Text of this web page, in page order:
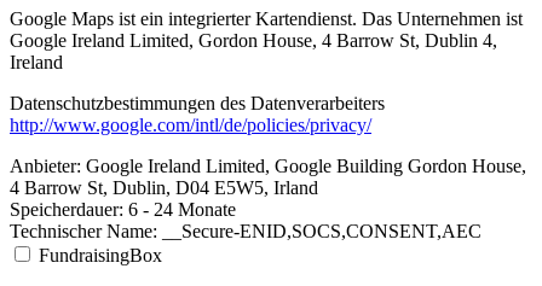
Google Maps ist ein integrierter Kartendienst. Das Unternehmen ist
Google Ireland Limited, Gordon House, 4 Barrow St, Dublin 4,
Ireland
Datenschutzbestimmungen des Datenverarbeiters
http://www.google.com/intl/de/policies/privacy/
Anbieter: Google Ireland Limited, Google Building Gordon House,
4 Barrow St, Dublin, D04 E5W5, Irland
Speicherdauer: 6 - 24 Monate
Technischer Name: __Secure-ENID,SOCS,CONSENT,AEC
FundraisingBox